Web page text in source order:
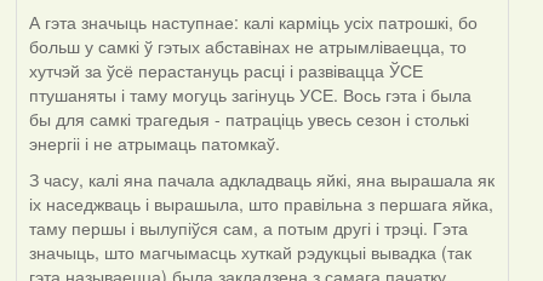
А гэта значыць наступнае: калі карміць усіх патрошкі, бо
больш у самкі ў гэтых абставінах не атрымліваецца, то
хутчэй за ўсё перастануць расці і развівацца ЎСЕ
птушаняты і таму могуць загінуць УСЕ. Вось гэта і была
бы для самкі трагедыя - патраціць увесь сезон і столькі
энергіі і не атрымаць патомкаў.
З часу, калі яна пачала адкладваць яйкі, яна вырашала як
іх наседжваць і вырашыла, што правільна з першага яйка,
таму першы і вылупіўся сам, а потым другі і трэці. Гэта
значыць, што магчымасць хуткай рэдукцыі вывадка (так